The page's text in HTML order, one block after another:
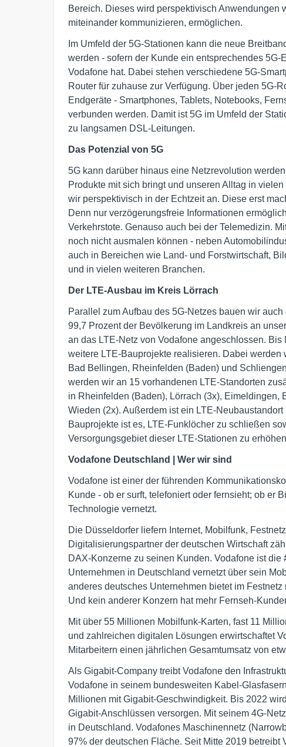
Bereich. Dieses wird perspektivisch Anwendungen
miteinander kommunizieren, ermöglichen.
Im Umfeld der 5G-Stationen kann die neue
werden - sofern der Kunde ein entsprechendes
Vodafone hat. Dabei stehen verschiedene 5G-
Router für zuhause zur Verfügung. Über jeden 5G-
Endgeräte - Smartphones, Tablets, Notebooks,
verbunden werden. Damit ist 5G im Umfeld der
zu langsamen DSL-Leitungen.
Das Potenzial von 5G
5G kann darüber hinaus eine Netzrevolution
Produkte mit sich bringt und unseren Alltag in
wir perspektivisch in der Echtzeit an. Diese erst
Denn nur verzögerungsfreie Informationen
Verkehrstote. Genauso auch bei der Telemedizin.
noch nicht ausmalen können - neben
auch in Bereichen wie Land- und Forstwirtschaft,
und in vielen weiteren Branchen.
Der LTE-Ausbau im Kreis Lörrach
Parallel zum Aufbau des 5G-Netzes bauen wir
99,7 Prozent der Bevölkerung im Landkreis an
an das LTE-Netz von Vodafone angeschlossen.
weitere LTE-Bauprojekte realisieren. Dabei
Bad Bellingen, Rheinfelden (Baden) und
werden wir an 15 vorhandenen LTE-Standorten
in Rheinfelden (Baden), Lörrach (3x), Eimeldingen,
Wieden (2x). Außerdem ist ein LTE-
Bauprojekte ist es, LTE-Funklöcher zu schließen
Versorgungsgebiet dieser LTE-Stationen zu
Vodafone Deutschland | Wer wir sind
Vodafone ist einer der führenden
Kunde - ob er surft, telefoniert oder fernsieht; ob er
Technologie vernetzt.
Die Düsseldorfer liefern Internet, Mobilfunk,
Digitalisierungspartner der deutschen Wirtschaft
DAX-Konzerne zu seinen Kunden. Vodafone ist
Unternehmen in Deutschland vernetzt über sein
anderes deutsches Unternehmen bietet im
Und kein anderer Konzern hat mehr Fernseh-
Mit über 55 Millionen Mobilfunk-Karten, fast 11
und zahlreichen digitalen Lösungen erwirtschaftet
Mitarbeitern einen jährlichen Gesamtumsatz von
Als Gigabit-Company treibt Vodafone den
Vodafone in seinem bundesweiten Kabel-
Millionen mit Gigabit-Geschwindigkeit. Bis 2022
Gigabit-Anschlüssen versorgen. Mit seinem 4G-
in Deutschland. Vodafones Maschinennetz
97% der deutschen Fläche. Seit Mitte 2019